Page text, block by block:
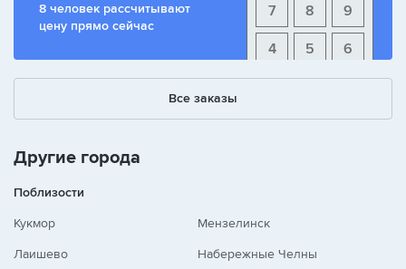
8 человек рассчитывают
цену прямо сейчас
9
8
7
6
5
4
+ - /
Все заказы
Другие города
Поблизости
Кукмор
Лаишево
Мензелинск
Набережные Челны